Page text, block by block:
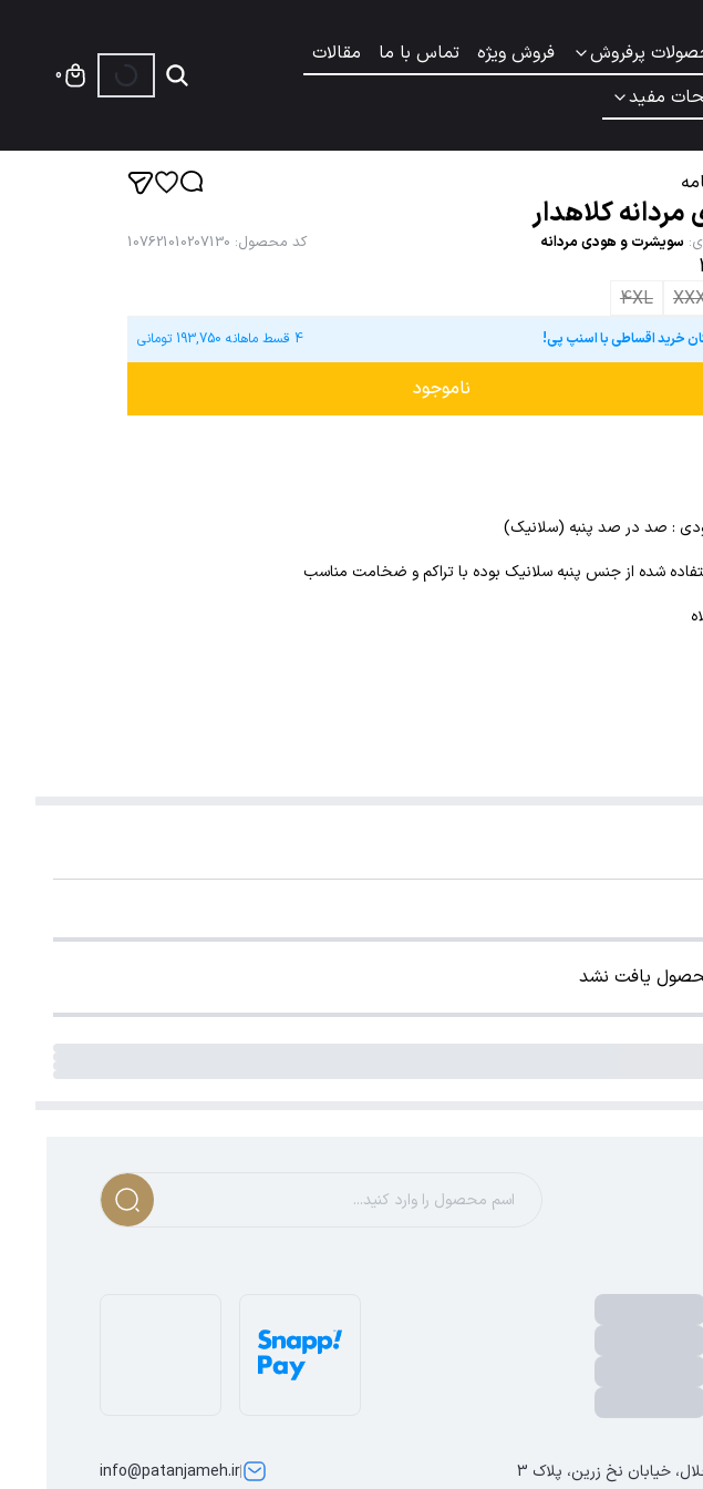
پرفروش فروش ویژه تماس با ما
مقالات
مفید
0
کلاهدار
: سویشرت و هودی مردانه کد محصول:
107621010207130
4XL
خرید اقساطی با اسنپ پی! 4 قسط ماهانه 193,750 تومانی
ناموجود
: صد در صد پنبه (سلانیک)
شده از جنس پنبه سلانیک بوده با تراکم و ضخامت مناسب
یافت نشد
خیابان نخ زرین، پلاک 3 info@patanjameh.ir